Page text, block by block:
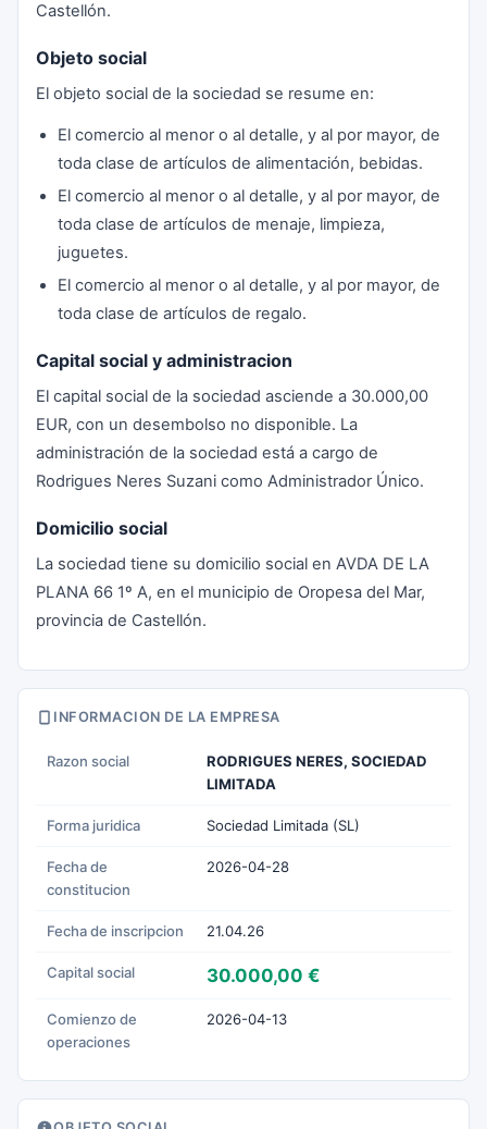
Castellón.
Objeto social
El objeto social de la sociedad se resume en:
El comercio al menor o al detalle, y al por mayor, de
toda clase de artículos de alimentación, bebidas.
El comercio al menor o al detalle, y al por mayor, de
toda clase de artículos de menaje, limpieza,
juguetes.
El comercio al menor o al detalle, y al por mayor, de
toda clase de artículos de regalo.
Capital social y administracion
El capital social de la sociedad asciende a 30.000,00
EUR, con un desembolso no disponible. La
administración de la sociedad está a cargo de
Rodrigues Neres Suzani como Administrador Único.
Domicilio social
La sociedad tiene su domicilio social en AVDA DE LA
PLANA 66 1º A, en el municipio de Oropesa del Mar,
provincia de Castellón.
INFORMACION DE LA EMPRESA
Razon social
RODRIGUES NERES, SOCIEDAD
LIMITADA
Forma juridica Sociedad Limitada (SL)
Fecha de
constitucion
2026-04-28
Fecha de inscripcion 21.04.26
Capital social 30.000,00 €
Comienzo de
operaciones
2026-04-13